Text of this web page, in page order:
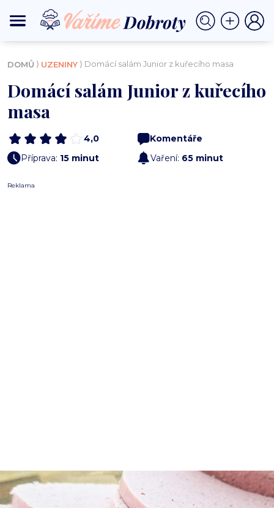
DOMŮ ⟩ UZENINY ⟩ Domácí salám Junior z kuřecího masa
Domácí salám Junior z kuřecího
masa
4,0
Komentáře
Příprava: 15 minut Vaření: 65 minut
Reklama